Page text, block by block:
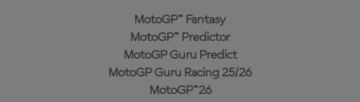
MotoGP™ Fantasy
MotoGP™ Predictor
MotoGP Guru Predict
MotoGP Guru Racing 25/26
MotoGP™26